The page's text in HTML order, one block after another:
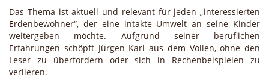
Das Thema ist aktuell und relevant für jeden „interessierten
Erdenbewohner“, der eine intakte Umwelt an seine Kinder
weitergeben möchte. Aufgrund seiner beruflichen
Erfahrungen schöpft Jürgen Karl aus dem Vollen, ohne den
Leser zu überfordern oder sich in Rechenbeispielen zu
verlieren.